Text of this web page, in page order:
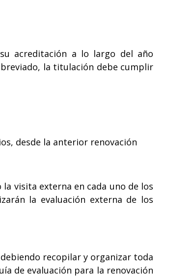
acreditación a lo largo del año
la titulación debe cumplir
desde la anterior renovación
visita externa en cada uno de los
la evaluación externa de los
recopilar y organizar toda
de evaluación para la renovación